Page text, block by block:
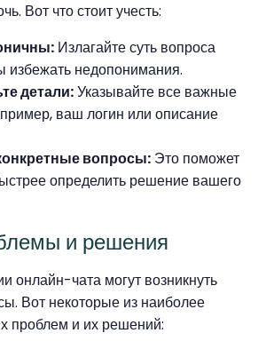
Вот что стоит учесть:
Излагайте суть вопроса
избежать недопонимания.
детали:Указывайте все важные
ваш логин или описание
вопросы: Это поможет
определить решение вашего
и решения
онлайн-чата могут возникнуть
Вот некоторые из наиболее
проблем и их решений: